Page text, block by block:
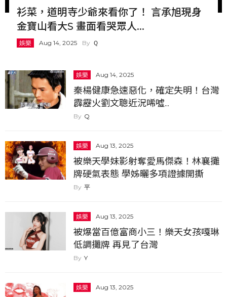
娛樂 Aug 14, 2025 Ｑ
衫菜，道明寺少爺來看你了！ 言承旭現身
金寶山看大S 畫面看哭眾人...
娛樂 Aug 14, 2025
秦楊健康急速惡化，確定失明！台灣
霹靂火劉文聰近況唏噓...
Q
娛樂 Aug 13, 2025
被樂天學妹影射奪愛馬傑森！林襄攤
牌硬氣表態 學姊曬多項證據開撕
平
娛樂 Aug 13, 2025
被爆當百億富商小三！樂天女孩嘎琳
低調攤牌 再見了台灣
Y
娛樂 Aug 13, 2025